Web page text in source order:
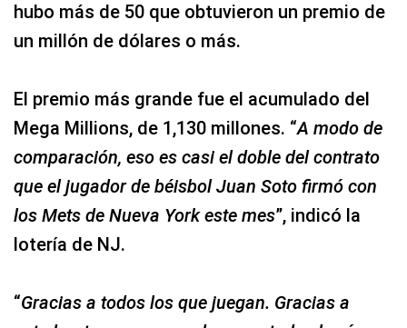
hubo más de 50 que obtuvieron un premio de
un millón de dólares o más.
El premio más grande fue el acumulado del
Mega Millions, de 1,130 millones. “A modo de
comparación, eso es casi el doble del contrato
que el jugador de béisbol Juan Soto firmó con
los Mets de Nueva York este mes”, indicó la
lotería de NJ.
“Gracias a todos los que juegan. Gracias a